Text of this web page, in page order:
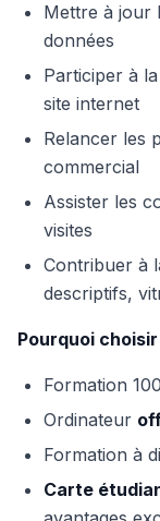
Mettre à jour
données
Participer à
site internet
Relancer les
commercial
Assister les
visites
Contribuer à
descriptifs,
Pourquoi
Formation
Ordinateur
Formation à
Carte